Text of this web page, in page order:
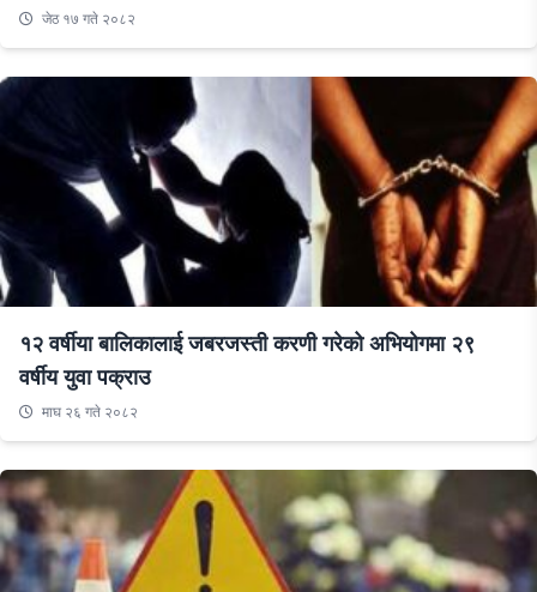
जेठ १७ गते २०८२
१२ वर्षीया बालिकालाई जबरजस्ती करणी गरेको अभियोगमा २९
वर्षीय युवा पक्राउ
माघ २६ गते २०८२